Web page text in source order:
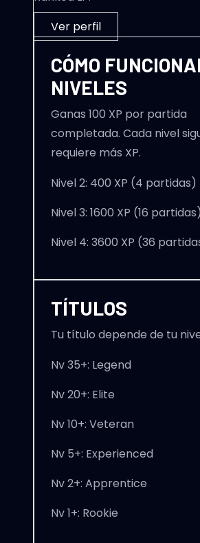
Ver perfil
CÓMO
NIVELES
Ganas 100 XP por partida
completada. Cada nivel
requiere más XP.
Nivel 2: 400 XP (4 partidas)
Nivel 3: 1600 XP (16 partidas)
Nivel 4: 3600 XP (36
TÍTULOS
Tu título depende de tu
Nv 35+: Legend
Nv 20+: Elite
Nv 10+: Veteran
Nv 5+: Experienced
Nv 2+: Apprentice
Nv 1+: Rookie